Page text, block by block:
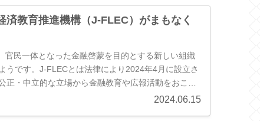
済教育推進機構（J-FLEC）がまもなく
官民一体となった金融啓蒙を目的とする新しい組織
うです。J-FLECとは法律により2024年4月に設立さ
正・中立的な立場から金融教育や広報活動をおこな
2024.06.15